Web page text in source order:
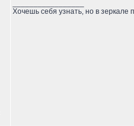
Хочешь себя узнать, но в зеркале